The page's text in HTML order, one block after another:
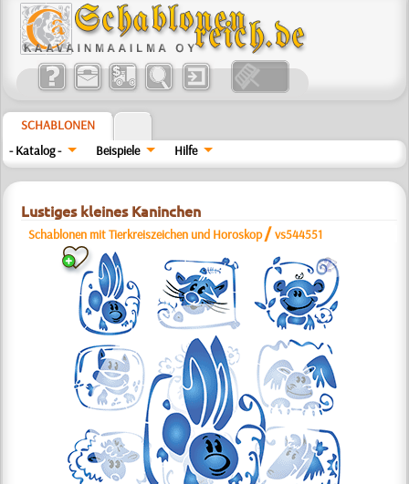
SCHABLONEN
- Katalog -
Beispiele Hilfe
Lustiges kleines Kaninchen
Schablonen mit Tierkreiszeichen und Horoskop /vs544551
b